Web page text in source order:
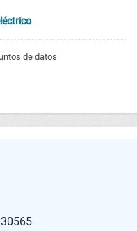
de datos
· 30565